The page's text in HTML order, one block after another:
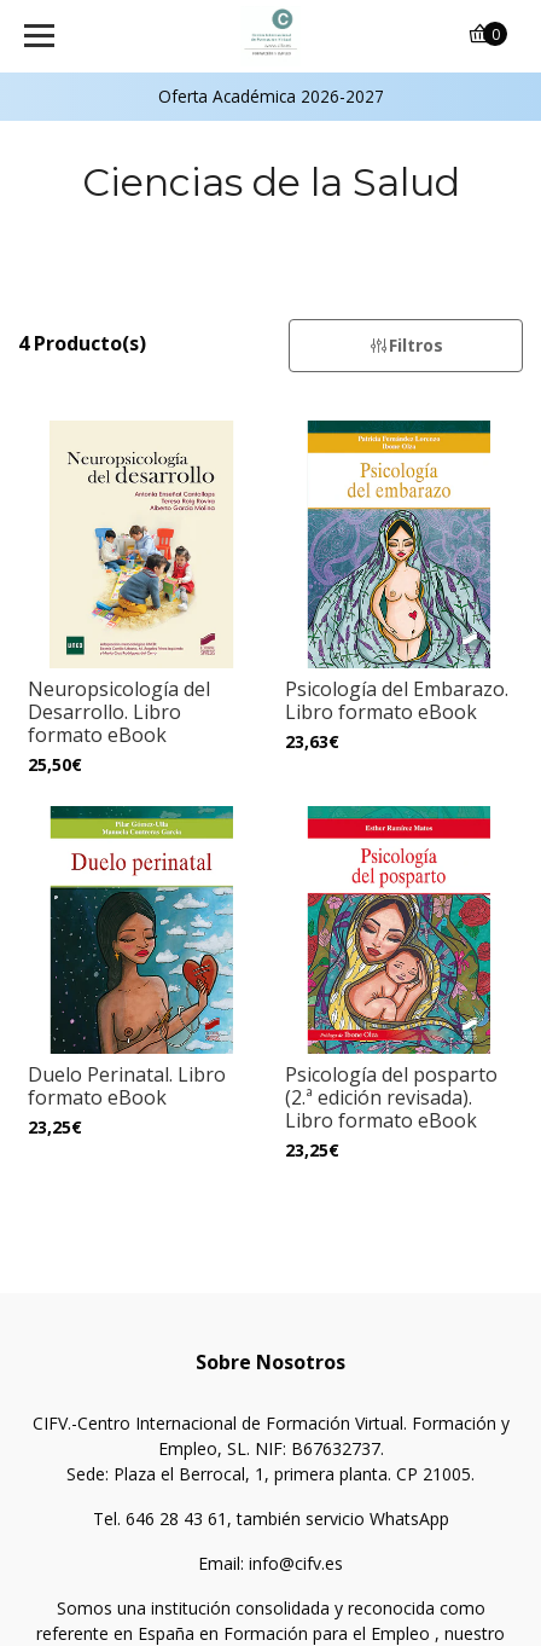
Oferta Académica 2026-2027
0
Ciencias de la Salud
4 Producto(s) Filtros
Neuropsicología del
Desarrollo. Libro
formato eBook
25,50€
Psicología del Embarazo.
Libro formato eBook
23,63€
Duelo Perinatal. Libro
formato eBook
23,25€
Psicología del posparto
(2.ª edición revisada).
Libro formato eBook
23,25€
Sobre Nosotros
CIFV.-Centro Internacional de Formación Virtual. Formación y
Empleo, SL. NIF: B67632737.
Sede: Plaza el Berrocal, 1, primera planta. CP 21005.
Tel. 646 28 43 61, también servicio WhatsApp
Email: info@cifv.es
Somos una institución consolidada y reconocida como
referente en España en Formación para el Empleo , nuestro